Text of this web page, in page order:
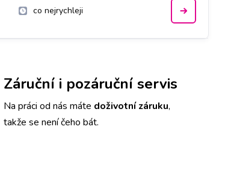
co nejrychleji
Záruční i pozáruční servis
Na práci od nás máte doživotní záruku,
takže se není čeho bát.